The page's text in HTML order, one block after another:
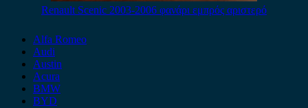
Renault Scenic 2003-2006 φανάρι εμπρός αριστερό
Alfa Romeo
Audi
Austin
Acura
BMW
BYD